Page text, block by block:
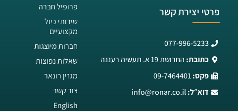
פרטי יצירת קשר
077-996-5233
כתובת: החרושת 19 א. תעשיה רעננה
פקס:09-7464401
דוא״ל: info@ronar.co.il
פרופיל חברה
שירותי כיול
מקצועיים
חברות מיוצגות
שאלות נפוצות
מגזין רונאר
צור קשר
English